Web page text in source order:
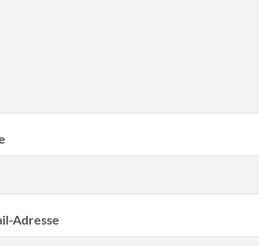
Adresse